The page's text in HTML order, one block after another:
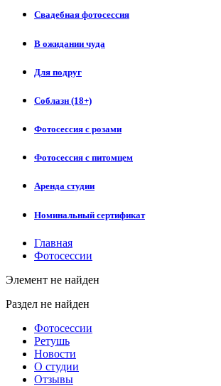
Свадебная фотосессия
В ожидании чуда
Для подруг
Соблазн (18+)
Фотосессия с розами
Фотосессия с питомцем
Аренда студии
Номинальный сертификат
Главная
Фотосессии
Элемент не найден
Раздел не найден
Фотосессии
Ретушь
Новости
О студии
Отзывы